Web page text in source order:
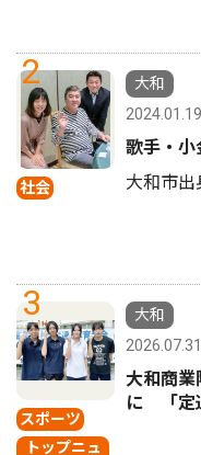
2
社会
大和
2024.01.19
歌手・小
大和市出
3
スポーツ
トップニュ
大和
2026.07.31
大和商
に 「定